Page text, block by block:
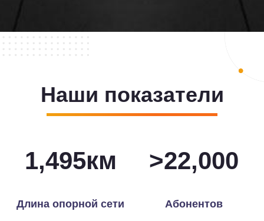
Наши показатели
1,500км
Длина опорной сети
>22,000
Абонентов